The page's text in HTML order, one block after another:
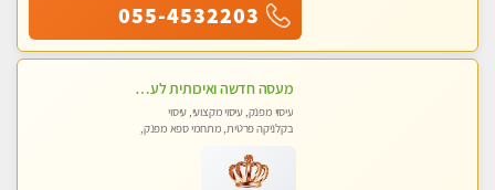
055-4532203
מעסה חדשה ואיכותית לעיסוי מרגיע ומפנק VIP-מומלץ לחלוטין! פרטי! ​​​​​​ Highly recommended
עיסוי מפנק, עיסוי מקצועי, עיסוי
בקלניקה פרטית, מתחמי ספא מפנק,